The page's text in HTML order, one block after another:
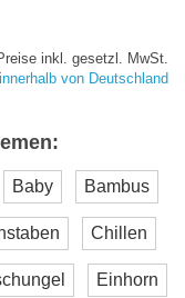
inkl. gesetzl. MwSt.
von Deutschland
Baby Bambus
Chillen
Einhorn